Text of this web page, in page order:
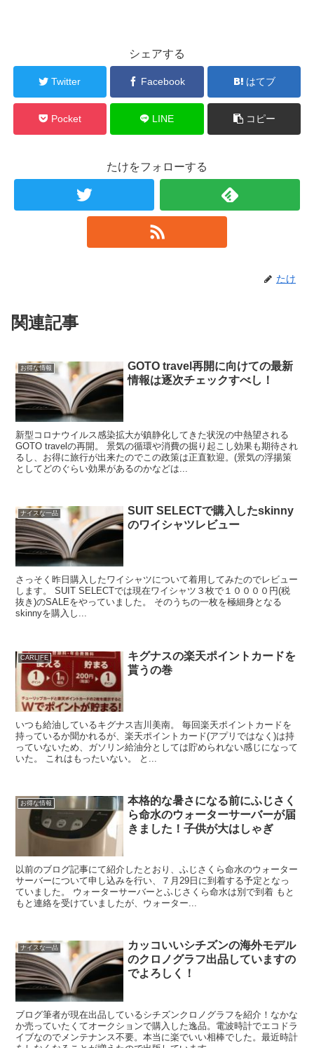
シェアする
Twitter Facebook はてブ
Pocket LINE コピー
たけをフォローする
たけ
関連記事
お得な情報
GOTO travel再開に向けての最新
情報は逐次チェックすべし！
新型コロナウイルス感染拡大が鎮静化してきた状況の中熱望される
GOTO travelの再開。 景気の循環や消費の掘り起こし効果も期待され
るし、お得に旅行が出来たのでこの政策は正直歓迎。(景気の浮揚策
としてどのぐらい効果があるのかなどは...
ナイスな一品
SUIT SELECTで購入したskinny
のワイシャツレビュー
さっそく昨日購入したワイシャツについて着用してみたのでレビュー
します。 SUIT SELECTでは現在ワイシャツ３枚で１００００円(税
抜き)のSALEをやっていました。 そのうちの一枚を極細身となる
skinnyを購入し...
CARLIFE
キグナスの楽天ポイントカードを
貰うの巻
いつも給油しているキグナス吉川美南。 毎回楽天ポイントカードを
持っているか聞かれるが、楽天ポイントカード(アプリではなく)は持
っていないため、ガソリン給油分としては貯められない感じになって
いた。 これはもったいない。 と...
お得な情報
本格的な暑さになる前にふじさく
ら命水のウォーターサーバーが届
きました！子供が大はしゃぎ
以前のブログ記事にて紹介したとおり、ふじさくら命水のウォーター
サーバーについて申し込みを行い、７月29日に到着する予定となっ
ていました。 ウォーターサーバーとふじさくら命水は別で到着 もと
もと連絡を受けていましたが、ウォーター...
ナイスな一品
カッコいいシチズンの海外モデル
のクロノグラフ出品していますの
でよろしく！
ブログ筆者が現在出品しているシチズンクロノグラフを紹介！なかな
か売っていたくてオークションで購入した逸品。電波時計でエコドラ
イブなのでメンテナンス不要。本当に楽でいい相棒でした。最近時計